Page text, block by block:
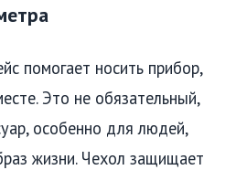
помогает носить прибор,
Это не обязательный,
особенно для людей,
жизни. Чехол защищает